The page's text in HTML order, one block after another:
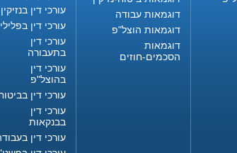
דוגמאות עבודה
דוגמאות הוצל"פ
דוגמאות
הסכמים-חוזים
עורכי דין בנזיקין
עורכי דין בפלילי
עורכי דין
בתעבורה
עורכי דין
בהוצל"פ
עורכי דין
עורכי דין
בבנקאות
עורכי דין